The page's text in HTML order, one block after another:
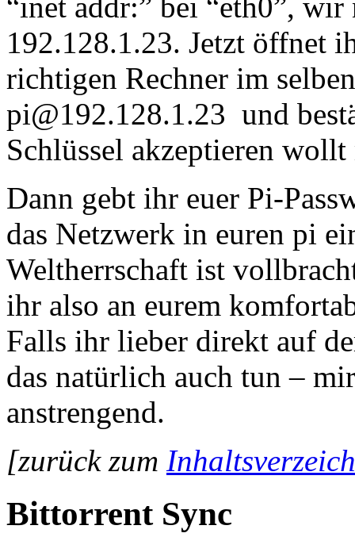
192.128.1.23. Jetzt öffnet
richtigen Rechner im
pi@192.128.1.23 und
Schlüssel akzeptieren wollt
Dann gebt ihr euer Pi-
das Netzwerk in euren pi
Weltherrschaft ist
ihr also an eurem
Falls ihr lieber direkt auf
das natürlich auch tun –
anstrengend.
[zurück zum
Bittorrent Sync